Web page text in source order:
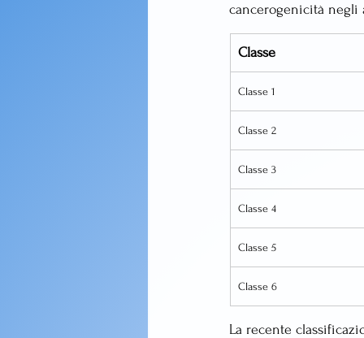
cancerogenicità negli
Classe
Classe 1
Classe 2
Classe 3
Classe 4
Classe 5
Classe 6
La recente